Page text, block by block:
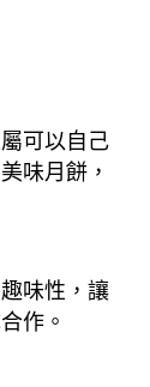
可以自己
味月餅，
味性，讓
作。